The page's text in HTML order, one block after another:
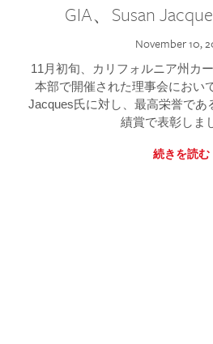
GIA、Susan
November 10,
11月初旬、カリフォルニア州カ
本部で開催された理事会におい
Jacques氏に対し、最高栄誉であ
績賞で表彰しま
続きを読む